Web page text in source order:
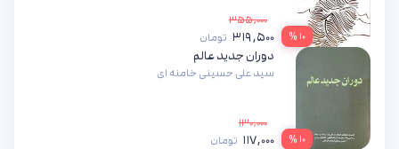
۱۰ %
۳۵۵,۰۰۰
۳۱۹,۵۰۰ تومان
۱۰ %
دوران جدید عالم
سید علی حسینی خامنه ای
۱۳۰,۰۰۰
۱۱۷,۰۰۰ تومان